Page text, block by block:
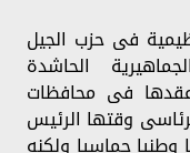
فى حزب الجيل
الحاشدة
فى محافظات
وقتها الرئيس
حماسيا ولكنه